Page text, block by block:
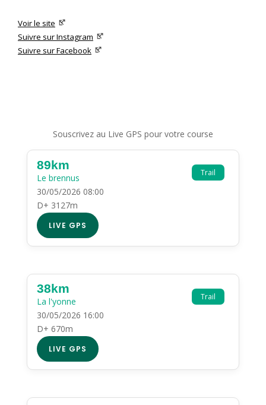
Voir le site
Suivre sur Instagram
Suivre sur Facebook
Souscrivez au Live GPS pour votre course
Trail
89km
Le brennus
30/05/2026 08:00
D+ 3127m
LIVE GPS
Trail
38km
La l'yonne
30/05/2026 16:00
D+ 670m
LIVE GPS